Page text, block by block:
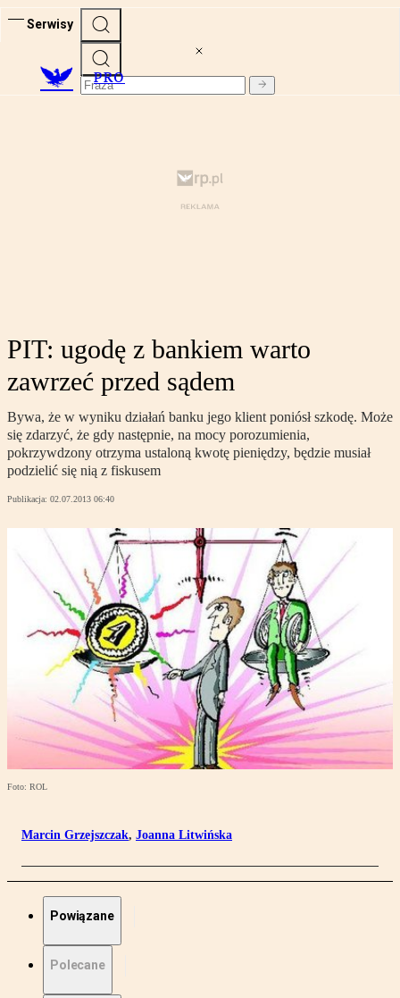
Serwisy
PRO
PIT: ugodę z bankiem warto
zawrzeć przed sądem
Bywa, że w wyniku działań banku jego klient poniósł szkodę. Może
się zdarzyć, że gdy następnie, na mocy porozumienia,
pokrzywdzony otrzyma ustaloną kwotę pieniędzy, będzie musiał
podzielić się nią z fiskusem
Publikacja: 02.07.2013 06:40
Foto: ROL
Marcin Grzejszczak, Joanna Litwińska
Powiązane
Polecane